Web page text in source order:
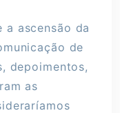
a ascensão da
de
depoimentos,
as